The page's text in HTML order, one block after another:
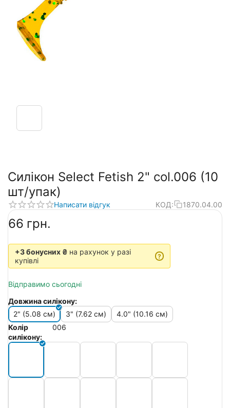
Силікон Select Fetish 2" col.006 (10
шт/упак)
Написати відгук КОД: 1870.04.00
‍66‍ грн.
+3 бонусних ₴ на рахунок у разі
купівлі
?
Відправимо сьогодні
Довжина силікону:
2" (5.08 см)
3" (7.62 см)
4.0" (10.16 см)
Колір
силікону:
006